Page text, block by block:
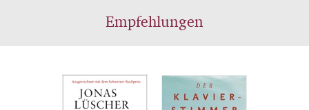
Empfehlungen